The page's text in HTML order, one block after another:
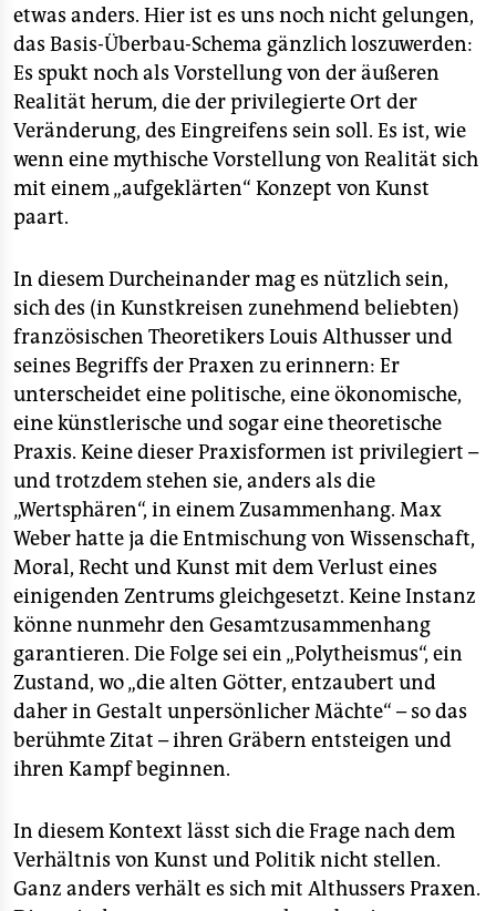
etwas anders. Hier ist es uns noch nicht gelungen,
das Basis-Überbau-Schema gänzlich loszuwerden:
Es spukt noch als Vorstellung von der äußeren
Realität herum, die der privilegierte Ort der
Veränderung, des Eingreifens sein soll. Es ist, wie
wenn eine mythische Vorstellung von Realität sich
mit einem „aufgeklärten“ Konzept von Kunst
paart.
In diesem Durcheinander mag es nützlich sein,
sich des (in Kunstkreisen zunehmend beliebten)
französischen Theoretikers Louis Althusser und
seines Begriffs der Praxen zu erinnern: Er
unterscheidet eine politische, eine ökonomische,
eine künstlerische und sogar eine theoretische
Praxis. Keine dieser Praxisformen ist privilegiert –
und trotzdem stehen sie, anders als die
„Wertsphären“, in einem Zusammenhang. Max
Weber hatte ja die Entmischung von Wissenschaft,
Moral, Recht und Kunst mit dem Verlust eines
einigenden Zentrums gleichgesetzt. Keine Instanz
könne nunmehr den Gesamtzusammenhang
garantieren. Die Folge sei ein „Polytheismus“, ein
Zustand, wo „die alten Götter, entzaubert und
daher in Gestalt unpersönlicher Mächte“ – so das
berühmte Zitat – ihren Gräbern entsteigen und
ihren Kampf beginnen.
In diesem Kontext lässt sich die Frage nach dem
Verhältnis von Kunst und Politik nicht stellen.
Ganz anders verhält es sich mit Althussers Praxen.